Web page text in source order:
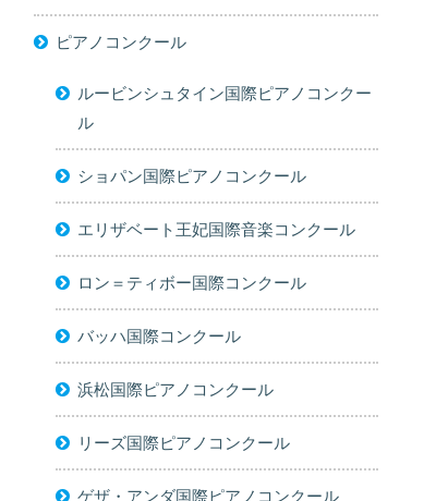
ピアノコンクール
ルービンシュタイン国際ピアノコンクー
ル
ショパン国際ピアノコンクール
エリザベート王妃国際音楽コンクール
ロン＝ティボー国際コンクール
バッハ国際コンクール
浜松国際ピアノコンクール
リーズ国際ピアノコンクール
ゲザ・アンダ国際ピアノコンクール